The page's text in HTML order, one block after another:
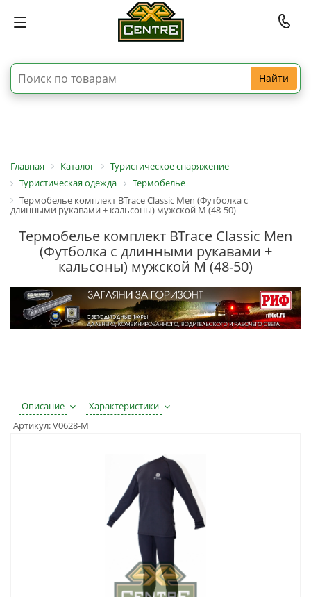
Найти
Главная Каталог
Туристическое снаряжение
Туристическая одежда
Термобелье
Термобелье комплект BTrace Classic Men (Футболка с
длинными рукавами + кальсоны) мужской M (48-50)
Термобелье комплект BTrace Classic Men
(Футболка с длинными рукавами +
кальсоны) мужской M (48-50)
Описание
Характеристики
Артикул:V0628-M